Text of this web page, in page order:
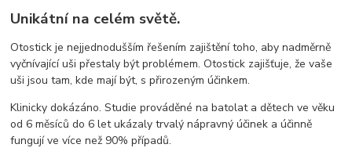
Unikátní na celém světě.
Otostick je nejjednodušším řešením zajištění toho, aby nadměrně
vyčnívající uši přestaly být problémem. Otostick zajišťuje, že vaše
uši jsou tam, kde mají být, s přirozeným účinkem.
Klinicky dokázáno. Studie prováděné na batolat a dětech ve věku
od 6 měsíců do 6 let ukázaly trvalý nápravný účinek a účinně
fungují ve více než 90% případů.